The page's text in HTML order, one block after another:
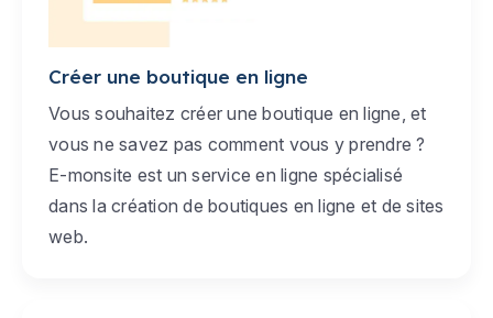
Créer une boutique en ligne
Vous souhaitez créer une boutique en ligne, et
vous ne savez pas comment vous y prendre ?
E-monsite est un service en ligne spécialisé
dans la création de boutiques en ligne et de sites
web.